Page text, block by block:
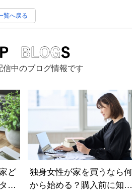
覧へ戻る
信中のブログ情報です